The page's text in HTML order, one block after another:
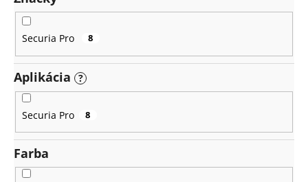
Securia Pro 8
Aplikácia ?
Securia Pro 8
Farba